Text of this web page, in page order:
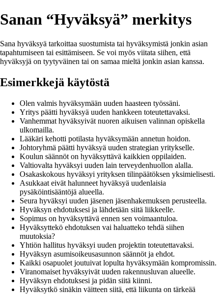
Sanan “Hyväksyä” merkitys
Sana hyväksyä tarkoittaa suostumista tai hyväksymistä jonkin asian
tapahtumiseen tai esittämiseen. Se voi myös viitata siihen, että
hyväksyjä on tyytyväinen tai on samaa mieltä jonkin asian kanssa.
Esimerkkejä käytöstä
Olen valmis hyväksymään uuden haasteen työssäni.
Yritys päätti hyväksyä uuden hankkeen toteutettavaksi.
Vanhemmat hyväksyivät nuoren aikuisen valinnan opiskella
ulkomailla.
Lääkäri kehotti potilasta hyväksymään annetun hoidon.
Johtoryhmä päätti hyväksyä uuden strategian yritykselle.
Koulun säännöt on hyväksyttävä kaikkien oppilaiden.
Valtiovalta hyväksyi uuden lain terveydenhuollon alalla.
Osakaskokous hyväksyi yrityksen tilinpäätöksen yksimielisesti.
Asukkaat eivät halunneet hyväksyä uudenlaisia
pysäköintisääntöjä alueella.
Seura hyväksyi uuden jäsenen jäsenhakemuksen perusteella.
Hyväksyn ehdotuksesi ja lähdetään siitä liikkeelle.
Sopimus on hyväksyttävä ennen sen voimaantuloa.
Hyväksyttekö ehdotuksen vai haluatteko tehdä siihen
muutoksia?
Yhtiön hallitus hyväksyi uuden projektin toteutettavaksi.
Hyväksyn asumisoikeusasunnon säännöt ja ehdot.
Kaikki osapuolet joutuivat lopulta hyväksymään kompromissin.
Viranomaiset hyväksyivät uuden rakennusluvan alueelle.
Hyväksyn ehdotuksesi ja pidän siitä kiinni.
Hyväksytkö sinäkin väitteen siitä, että liikunta on tärkeää